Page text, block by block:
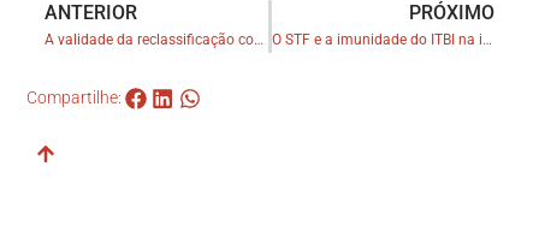
ANTERIOR
A validade da reclassificação contábil de imóveis e seus efeitos tributários
PRÓXIMO
O STF e a imunidade do ITBI na integralização do capital social
Compartilhe: